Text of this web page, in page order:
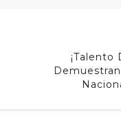
¡Talento